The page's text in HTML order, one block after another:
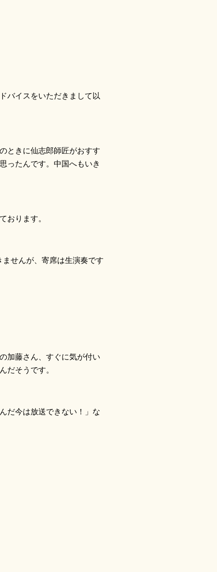
バイスをいただきまして以
ときに仙志郎師匠がおすす
ったんです。中国へもいき
ります。
せんが、寄席は生演奏です
加藤さん、すぐに気が付い
だそうです。
だ今は放送できない！」な